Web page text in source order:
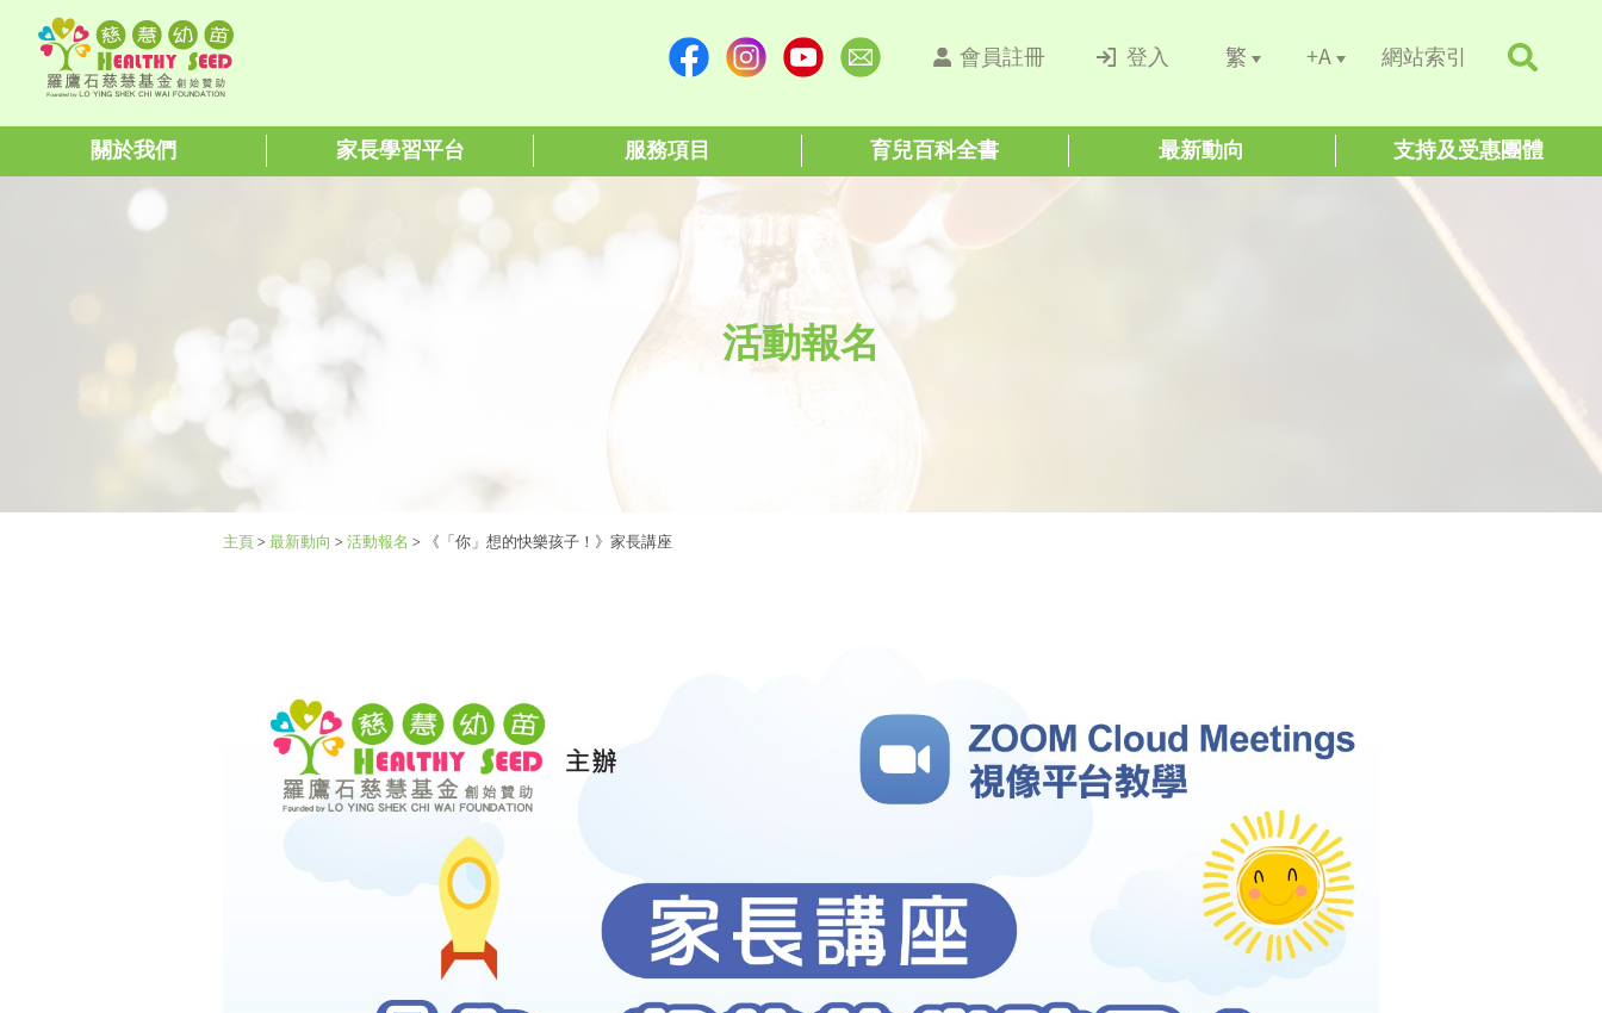
會員註冊 登入 繁 +A 網站索引
關於我們 家長學習平台 服務項目 育兒百科全書 最新動向 支持及受惠團體
活動報名
主頁> 最新動向 > 活動報名 > 《「你」想的快樂孩子！》家長講座